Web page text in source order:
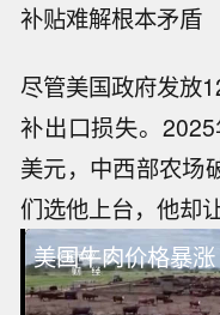
补贴难解根本矛盾
尽管美国政府发放
补出口损失。
美元，中西部农场
们选他上台，他却
美国牛肉价格暴涨